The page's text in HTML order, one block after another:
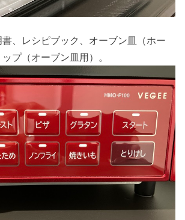
、レシピブック、オーブン皿（ホー
プ（オーブン皿用）。